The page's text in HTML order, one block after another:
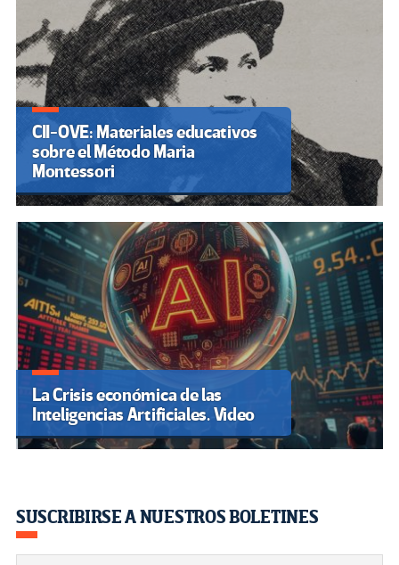
CII-OVE: Materiales educativos
sobre el Método Maria
Montessori
La Crisis económica de las
Inteligencias Artificiales. Video
SUSCRIBIRSE A NUESTROS BOLETINES